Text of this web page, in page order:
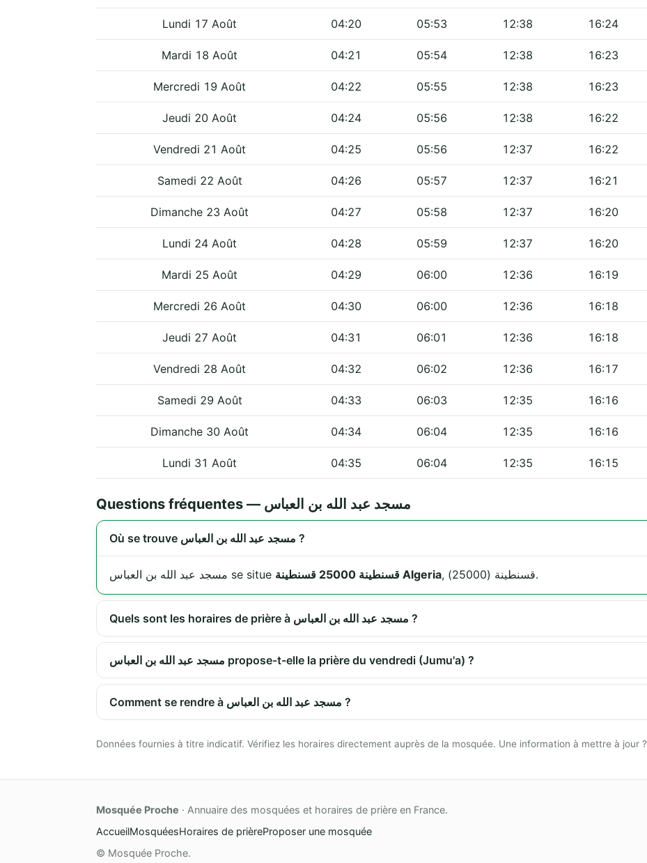
Lundi 17 Août 04:20 05:53 12:38 16:24
Mardi 18 Août 04:21 05:54 12:38 16:23
Mercredi 19 Août 04:22 05:55 12:38 16:23
Jeudi 20 Août 04:24 05:56 12:38 16:22
Vendredi 21 Août 04:25 05:56 12:37 16:22
Samedi 22 Août 04:26 05:57 12:37 16:21
Dimanche 23 Août 04:27 05:58 12:37 16:20
Lundi 24 Août 04:28 05:59 12:37 16:20
Mardi 25 Août 04:29 06:00 12:36 16:19
Mercredi 26 Août 04:30 06:00 12:36 16:18
Jeudi 27 Août 04:31 06:01 12:36 16:18
Vendredi 28 Août 04:32 06:02 12:36 16:17
Samedi 29 Août 04:33 06:03 12:35 16:16
Dimanche 30 Août 04:34 06:04 12:35 16:16
Lundi 31 Août 04:35 06:04 12:35 16:15
Questions fréquentes — مسجد عبد الله بن العباس
Où se trouve مسجد عبد الله بن العباس ?
مسجد عبد الله بن العباس se situe قسنطينة 25000 قسنطينة Algeria , قسنطينة (25000).
Quels sont les horaires de prière à مسجد عبد الله بن العباس ?
مسجد عبد الله بن العباس propose-t-elle la prière du vendredi (Jumu'a) ?
Comment se rendre à مسجد عبد الله بن العباس ?
Données fournies à titre indicatif. Vérifiez les horaires directement auprès de la mosquée. Une information à mettre à jour ?
Mosquée Proche · Annuaire des mosquées et horaires de prière en France.
AccueilMosquéesHoraires de prièreProposer une mosquée
© Mosquée Proche.